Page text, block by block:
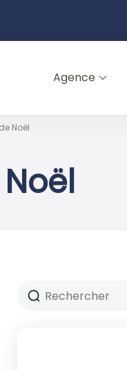
Agence
Noël